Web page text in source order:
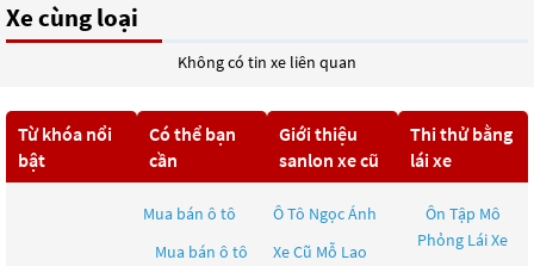
Xe cùng loại
Không có tin xe liên quan
Từ khóa nổi
bật
Có thể bạn
cần
Mua bán ô tô
Mua bán ô tô
Giới thiệu
sanlon xe cũ
Ô Tô Ngọc Ánh
Xe Cũ Mỗ Lao
Thi thử bằng
lái xe
Ôn Tập Mô
Phỏng Lái Xe